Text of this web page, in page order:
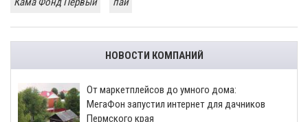
НОВОСТИ КОМПАНИЙ
От маркетплейсов до умного дома:
МегаФон запустил интернет для дачников
Пермского края